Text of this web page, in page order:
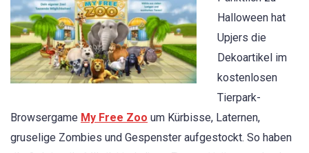
Halloween hat
Upjers die
Dekoartikel im
kostenlosen
Tierpark-
Browsergame My Free Zoo um Kürbisse, Laternen,
gruselige Zombies und Gespenster aufgestockt. So haben